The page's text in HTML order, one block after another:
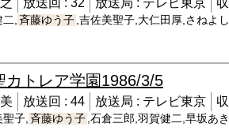
, 斉藤ゆう子 ,吉佐美聖子,大仁田厚,さねよ
カトレア学園1986/3/5
放送回 : 44 放送局 : テレビ東京
子, 斉藤ゆう子 ,石倉三郎,羽賀健二,早坂あ